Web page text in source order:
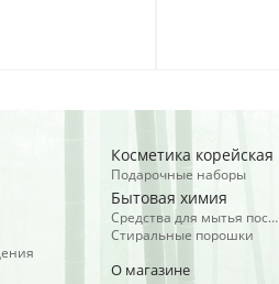
Косметика корейская
Подарочные наборы
Бытовая химия
Средства для мытья посуды
Стиральные порошки
О магазине